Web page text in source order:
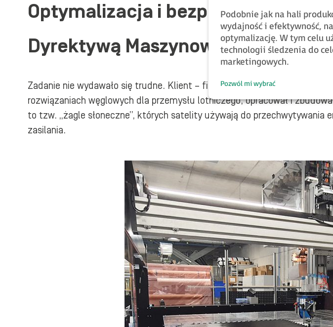
Optymalizacja i bezpieczna
Dyrektywą Maszynową
Zadanie nie wydawało się trudne. Klient – firma Carbospacetech z
rozwiązaniach węglowych dla przemysłu lotniczego, opracował i
to tzw. „żagle słoneczne”, których satelity używają do przechwytywania
zasilania.
Podobnie jak na hali
wydajność i efektywność,
optymalizację. W tym celu
technologii śledzenia do
marketingowych.
Pozwól mi wybrać